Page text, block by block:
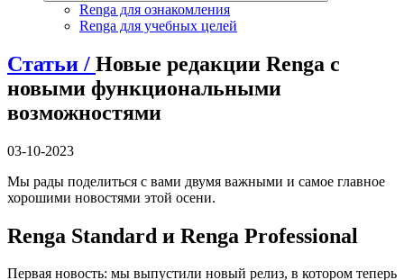
Renga для ознакомления
Renga для учебных целей
Статьи / Новые редакции Renga с
новыми функциональными
возможностями
03-10-2023
Мы рады поделиться с вами двумя важными и самое главное
хорошими новостями этой осени.
Renga Standard и Renga Professional
Первая новость: мы выпустили новый релиз, в котором теперь